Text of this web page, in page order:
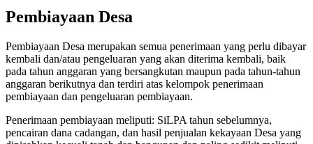
Pembiayaan Desa
Pembiayaan Desa merupakan semua penerimaan yang perlu dibayar
kembali dan/atau pengeluaran yang akan diterima kembali, baik
pada tahun anggaran yang bersangkutan maupun pada tahun-tahun
anggaran berikutnya dan terdiri atas kelompok penerimaan
pembiayaan dan pengeluaran pembiayaan.
Penerimaan pembiayaan meliputi: SiLPA tahun sebelumnya,
pencairan dana cadangan, dan hasil penjualan kekayaan Desa yang